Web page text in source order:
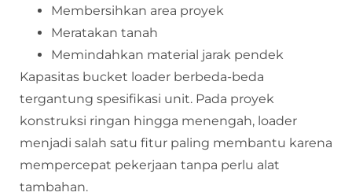
Membersihkan area proyek
Meratakan tanah
Memindahkan material jarak pendek
Kapasitas bucket loader berbeda-beda
tergantung spesifikasi unit. Pada proyek
konstruksi ringan hingga menengah, loader
menjadi salah satu fitur paling membantu karena
mempercepat pekerjaan tanpa perlu alat
tambahan.